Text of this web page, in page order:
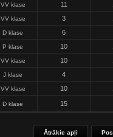
VV klase 11
VV klase 3
D klase
6
P klase 10
VV klase 10
J klase
4
VV klase 10
D klase 15
Ātrākie apļi